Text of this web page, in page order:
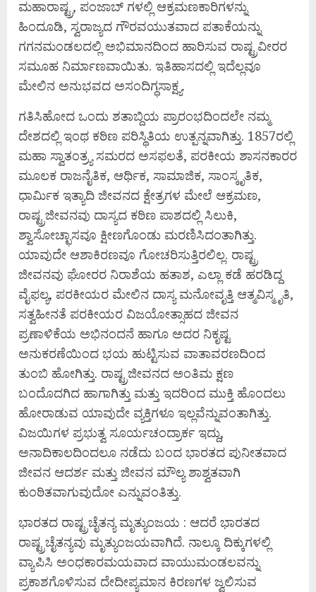
ಮಹಾರಾಷ್ಟ್ರ, ಪಂಜಾಬ್ ಗಳಲ್ಲಿ ಆಕ್ರಮಣಕಾರಿಗಳನ್ನು
ಹಿಂದೂಡಿ, ಸ್ವರಾಜ್ಯದ ಗೌರವಯುತವಾದ ಪತಾಕೆಯನ್ನು
ಗಗನಮಂಡಲದಲ್ಲಿ ಅಭಿಮಾನದಿಂದ ಹಾರಿಸುವ ರಾಷ್ಟ್ರವೀರರ
ಸಮೂಹ ನಿರ್ಮಾಣವಾಯಿತು. ಇತಿಹಾಸದಲ್ಲಿ ಇದೆಲ್ಲವೂ
ಮೇಲಿನ ಅನುಭವದ ಅಸಂದಿಗ್ಧಸಾಕ್ಷ್ಯ.
ಗತಿಸಿಹೋದ ಒಂದು ಶತಾಬ್ದಿಯ ಪ್ರಾರಂಭದಿಂದಲೇ ನಮ್ಮ
ದೇಶದಲ್ಲಿ ಇಂಥ ಕಠಿಣ ಪರಿಸ್ಥಿತಿಯ ಉತ್ಪನ್ನವಾಗಿತ್ತು. 1857ರಲ್ಲಿ
ಮಹಾ ಸ್ವಾತಂತ್ರ್ಯ ಸಮರದ ಅಸಫಲತೆ, ಪರಕೀಯ ಶಾಸನಕಾರರ
ಮೂಲಕ ರಾಜನೈತಿಕ, ಆರ್ಥಿಕ, ಸಾಮಾಜಿಕ, ಸಾಂಸ್ಕೃತಿಕ,
ಧಾರ್ಮಿಕ ಇತ್ಯಾದಿ ಜೀವನದ ಕ್ಷೇತ್ರಗಳ ಮೇಲೆ ಆಕ್ರಮಣ,
ರಾಷ್ಟ್ರಜೀವನವು ದಾಸ್ಯದ ಕಠಿಣ ಪಾಶದಲ್ಲಿ ಸಿಲುಕಿ,
ಶ್ವಾಸೋಚ್ಛಾಸವೂ ಕ್ಷೀಣಗೊಂಡು ಮರಣಿಸಿದಂತಾಗಿತ್ತು.
ಯಾವುದೇ ಆಶಾಕಿರಣವೂ ಗೋಚರಿಸುತ್ತಿರಲಿಲ್ಲ. ರಾಷ್ಟ್ರ
ಜೀವನವು ಘೋರರ ನಿರಾಶೆಯ ಹತಾಶ, ಎಲ್ಲಾ ಕಡೆ ಹರಡಿದ್ದ
ವೈಫಲ್ಯ, ಪರಕೀಯರ ಮೇಲಿನ ದಾಸ್ಯ ಮನೋವೃತ್ತಿ ಆತ್ಮವಿಸ್ಮೃತಿ,
ಸತ್ವಹೀನತೆ ಪರಕೀಯರ ವಿಜಯೋತ್ಸಾಹದ ಜೀವನ
ಪ್ರಣಾಳಿಕೆಯ ಅಭಿನಂದನೆ ಹಾಗೂ ಅದರ ನಿಕೃಷ್ಟ
ಅನುಕರಣೆಯಿಂದ ಭಯ ಹುಟ್ಟಿಸುವ ವಾತಾವರಣದಿಂದ
ತುಂಬಿ ಹೋಗಿತ್ತು. ರಾಷ್ಟ್ರಜೀವನದ ಅಂತಿಮ ಕ್ಷಣ
ಬಂದೊದಗಿದ ಹಾಗಾಗಿತ್ತು ಮತ್ತು ಇದರಿಂದ ಮುಕ್ತಿ ಹೊಂದಲು
ಹೋರಾಡುವ ಯಾವುದೇ ವ್ಯಕ್ತಿಗಳೂ ಇಲ್ಲವೆನ್ನುವಂತಾಗಿತ್ತು.
ವಿಜಯಿಗಳ ಪ್ರಭುತ್ವ ಸೂರ್ಯಚಂದ್ರಾರ್ಕ ಇದ್ದು,
ಅನಾದಿಕಾಲದಿಂದಲೂ ನಡೆದು ಬಂದ ಭಾರತದ ಪುನೀತವಾದ
ಜೀವನ ಆದರ್ಶ ಮತ್ತು ಜೀವನ ಮೌಲ್ಯ ಶಾಶ್ವತವಾಗಿ
ಕುಂಠಿತವಾಗುವುದೋ ಎನ್ನುವಂತಿತ್ತು.
ಭಾರತದ ರಾಷ್ಟ್ರಚೈತನ್ಯ ಮೃತ್ಯುಂಜಯ : ಆದರೆ ಭಾರತದ
ರಾಷ್ಟ್ರಚೈತನ್ಯವು ಮೃತ್ಯುಂಜಯವಾಗಿದೆ. ನಾಲ್ಕೂ ದಿಕ್ಕುಗಳಲ್ಲಿ
ವ್ಯಾಪಿಸಿ ಅಂಧಕಾರಮಯವಾದ ವಾಯುಮಂಡಲವನ್ನು
ಪ್ರಕಾಶಗೊಳಿಸುವ ದೇದೀಪ್ಯಮಾನ ಕಿರಣಗಳ ಜ್ವಲಿಸುವ